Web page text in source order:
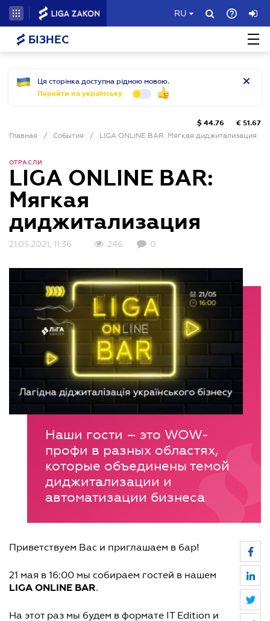
RU
БІЗНЕС
Ця сторінка доступна рідною мовою.
Перейти на українську
Главная / События / LIGA ONLINE BAR: Мягкая диджитализация
$ 44.76 € 51.67
ОТРАСЛИ
LIGA ONLINE BAR:
Мягкая
диджитализация
21.05.2021, 11:36 246 0
Наши гости – это WOW-
профи в разных областях,
которые объединены темой
диджитализации и
автоматизации бизнеса
Приветствуем Вас и приглашаем в бар!
21 мая в 16:00 мы собираем гостей в нашем
LIGA ONLINE BAR.
На этот раз мы будем в формате IT Edition и